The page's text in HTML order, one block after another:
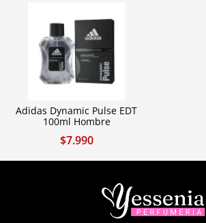
Adidas Dynamic Pulse EDT
100ml Hombre
$7.990